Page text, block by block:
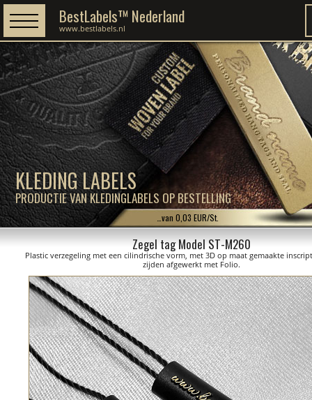
KLEDING LABELS
PRODUCTIE VAN KLEDINGLABELS OP BESTELLING
BestLabels™ Nederland
www.bestlabels.nl
…van 0,03 EUR/St.
Zegel tag Model ST-M260
Plastic verzegeling met een cilindrische vorm, met 3D op maat gemaakte
zijden afgewerkt met Folio.